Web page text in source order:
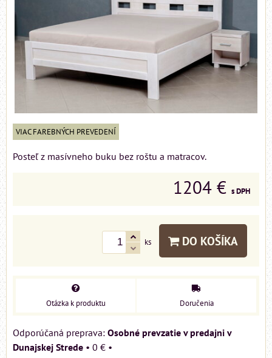
VIAC FAREBNÝCH PREVEDENÍ
Posteľ z masívneho buku bez roštu a matracov.
1204 € s DPH
ks DO KOŠÍKA
Otázka k produktu Doručenia
Osobné prevzatie v predajni v
Dunajskej Strede • 0 € •